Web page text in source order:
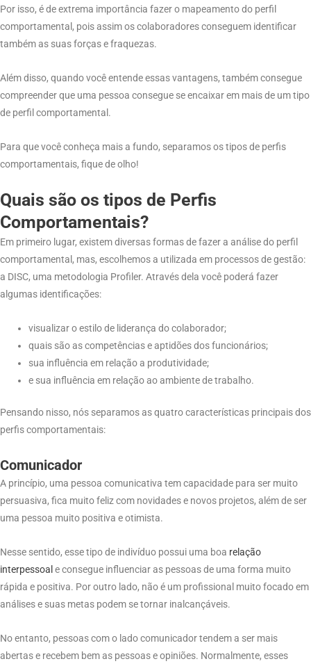
Por isso, é de extrema importância fazer o mapeamento do perfil
comportamental, pois assim os colaboradores conseguem identificar
também as suas forças e fraquezas.
Além disso, quando você entende essas vantagens, também consegue
compreender que uma pessoa consegue se encaixar em mais de um tipo
de perfil comportamental.
Para que você conheça mais a fundo, separamos os tipos de perfis
comportamentais, fique de olho!
Quais são os tipos de Perfis
Comportamentais?
Em primeiro lugar, existem diversas formas de fazer a análise do perfil
comportamental, mas, escolhemos a utilizada em processos de gestão:
a DISC, uma metodologia Profiler. Através dela você poderá fazer
algumas identificações:
visualizar o estilo de liderança do colaborador;
quais são as competências e aptidões dos funcionários;
sua influência em relação a produtividade;
e sua influência em relação ao ambiente de trabalho.
Pensando nisso, nós separamos as quatro características principais dos
perfis comportamentais:
Comunicador
A princípio, uma pessoa comunicativa tem capacidade para ser muito
persuasiva, fica muito feliz com novidades e novos projetos, além de ser
uma pessoa muito positiva e otimista.
Nesse sentido, esse tipo de indivíduo possui uma boa relação
interpessoal e consegue influenciar as pessoas de uma forma muito
rápida e positiva. Por outro lado, não é um profissional muito focado em
análises e suas metas podem se tornar inalcançáveis.
No entanto, pessoas com o lado comunicador tendem a ser mais
abertas e recebem bem as pessoas e opiniões. Normalmente, esses